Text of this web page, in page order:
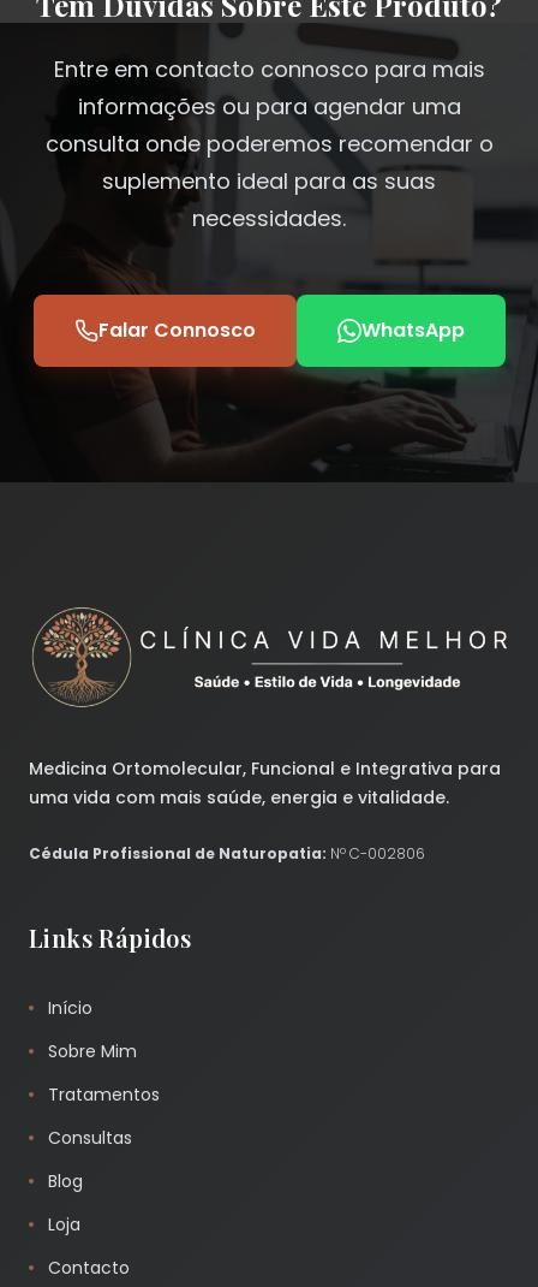
Entre em contacto connosco para mais
informações ou para agendar uma
consulta onde poderemos recomendar o
suplemento ideal para as suas
necessidades.
Falar Connosco WhatsApp
Medicina Ortomolecular, Funcional e Integrativa para
uma vida com mais saúde, energia e vitalidade.
Cédula Profissional de Naturopatia: Nº C-002806
Links Rápidos
Início
Sobre Mim
Tratamentos
Consultas
Blog
Loja
Contacto